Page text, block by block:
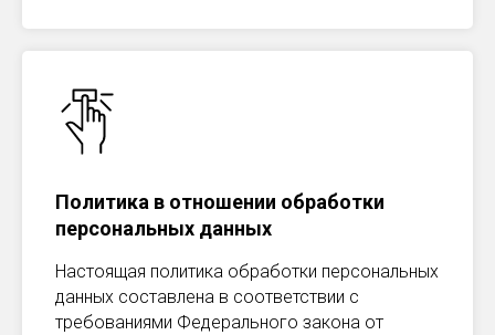
Политика в отношении обработки
персональных данных
Настоящая политика обработки персональных
данных составлена в соответствии с
требованиями Федерального закона от